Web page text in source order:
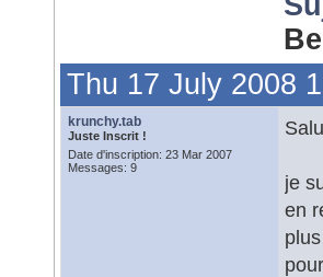
Thu 17 July 2008
krunchy.tab
Juste Inscrit !
Date d'inscription: 23 Mar 2007
Messages: 9
je
en